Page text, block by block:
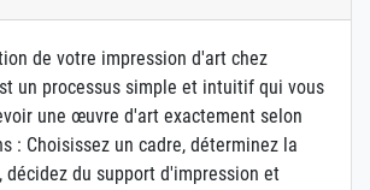
de votre impression d'art chez
un processus simple et intuitif qui vous
une œuvre d'art exactement selon
: Choisissez un cadre, déterminez la
du support d'impression et